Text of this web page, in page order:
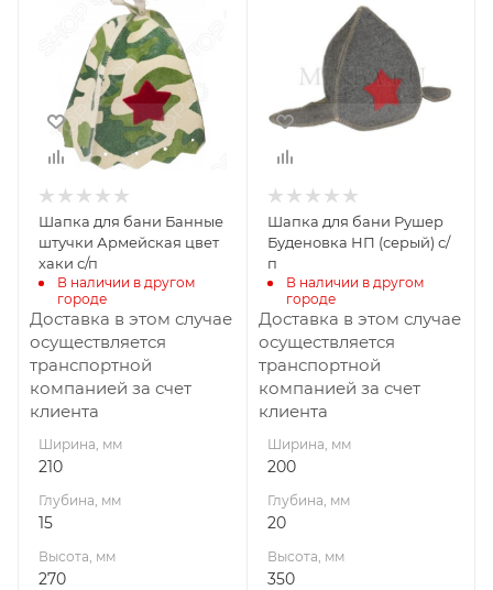
Глубина, мм
Высота, мм
270
Материал
Войлок
Производитель
Банные штучки
Шапка для бани Банные
штучки Армейская цвет
хаки с/п
В наличии в другом
городе
Доставка в этом случае
осуществляется
транспортной
компанией за счет
клиента
Ширина, мм
210
Глубина, мм
15
Высота, мм
270
Глубина, мм
Высота, мм
350
Шапка для бани Рушер
Буденовка НП (серый) с/
п
В наличии в другом
городе
Доставка в этом случае
осуществляется
транспортной
компанией за счет
клиента
Ширина, мм
200
Глубина, мм
20
Высота, мм
350